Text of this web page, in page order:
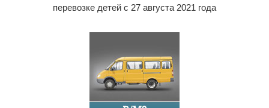
перевозке детей с 27 августа 2021 года